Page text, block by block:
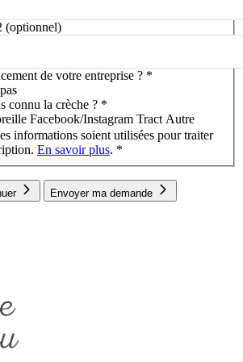
(optionnel)
de votre entreprise ? *
connu la crèche ? *
Facebook/Instagram Tract Autre
informations soient utilisées pour traiter
En savoir plus. *
Envoyer ma demande